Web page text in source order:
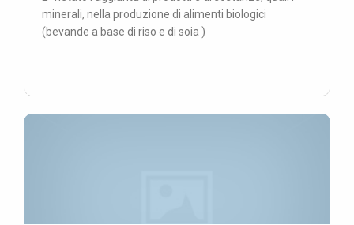
minerali, nella produzione di alimenti biologici
(bevande a base di riso e di soia )